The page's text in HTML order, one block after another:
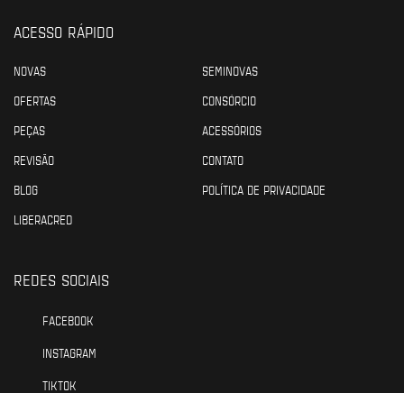
ACESSO RÁPIDO
NOVAS
SEMINOVAS
OFERTAS
CONSÓRCIO
PEÇAS
ACESSÓRIOS
REVISÃO
CONTATO
BLOG
POLÍTICA DE PRIVACIDADE
LIBERACRED
REDES SOCIAIS
FACEBOOK
INSTAGRAM
TIKTOK